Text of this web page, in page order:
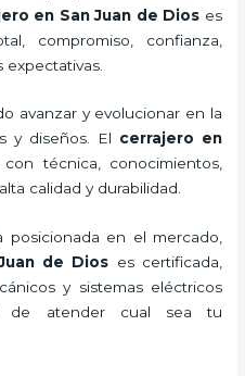
en San Juan de Dios es
compromiso, confianza,
expectativas.
avanzar y evolucionar en la
y diseños. El cerrajero en
con técnica, conocimientos,
calidad y durabilidad.
posicionada en el mercado,
de Dios es certificada,
y sistemas eléctricos
de atender cual sea tu